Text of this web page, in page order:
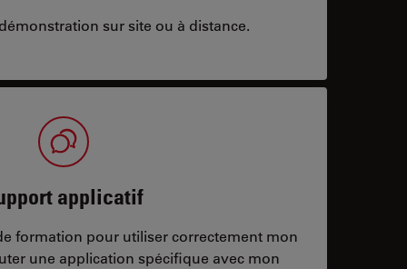
sur site ou à distance.
applicatif
formation pour utiliser correctement mon
une application spécifique avec mon